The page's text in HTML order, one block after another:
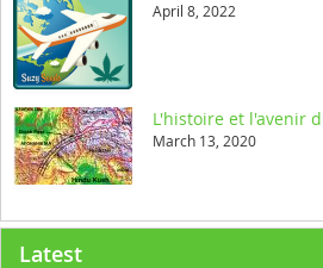
April 8, 2022
L'histoire et l'avenir
March 13, 2020
Latest